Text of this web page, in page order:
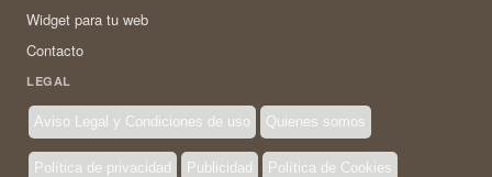
Widget para tu web
Contacto
LEGAL
Aviso Legal y Condiciones de uso Quienes somos
Política de privacidad Publicidad Política de Cookies